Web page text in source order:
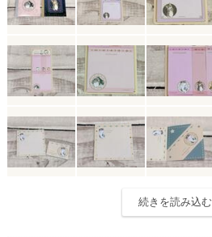
続きを読み込む